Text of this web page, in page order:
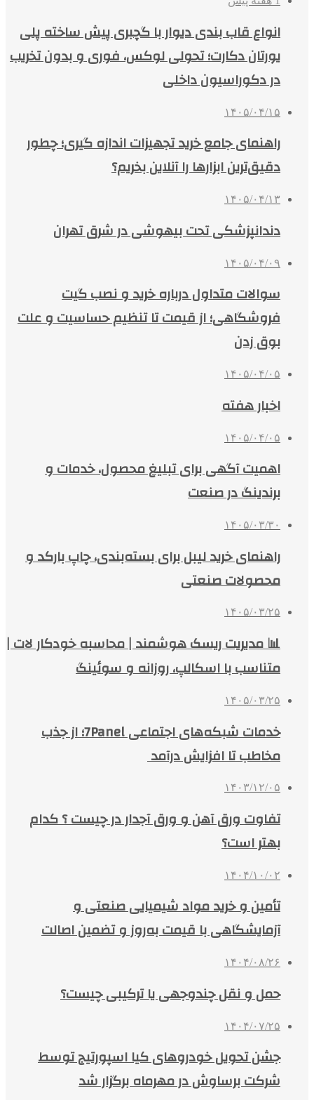
انواع قاب بندی دیوار با گچبری پیش ساخته پلی
یورتان دکارت؛ تحولی لوکس، فوری و بدون تخریب
در دکوراسیون داخلی
۱۴۰۵/۰۴/۱۵
راهنمای جامع خرید تجهیزات اندازه گیری؛ چطور
دقیق‌ترین ابزارها را آنلاین بخریم؟
۱۴۰۵/۰۴/۱۳
دندانپزشکی تحت بیهوشی در شرق تهران
۱۴۰۵/۰۴/۰۹
سوالات متداول درباره خرید و نصب گیت
فروشگاهی؛ از قیمت تا تنظیم حساسیت و علت
بوق زدن
۱۴۰۵/۰۴/۰۵
اخبار هفته
۱۴۰۵/۰۴/۰۵
اهمیت آگهی برای تبلیغ محصول، خدمات و
برندینگ در صنعت
۱۴۰۵/۰۳/۳۰
راهنمای خرید لیبل برای بسته‌بندی، چاپ بارکد و
محصولات صنعتی
۱۴۰۵/۰۳/۲۵
📊 مدیریت ریسک هوشمند | محاسبه خودکار لات |
متناسب با اسکالپ، روزانه و سوئینگ
۱۴۰۵/۰۳/۲۵
خدمات شبکه‌های اجتماعی 7Panel؛ از جذب
مخاطب تا افزایش درآمد
۱۴۰۳/۱۲/۰۵
تفاوت ورق آهن و ورق آجدار در چیست ؟ کدام
بهتر است؟
۱۴۰۴/۱۰/۰۲
تأمین و خرید مواد شیمیایی صنعتی و
آزمایشگاهی با قیمت به‌روز و تضمین اصالت
۱۴۰۴/۰۸/۲۶
حمل و نقل چندوجهی یا ترکیبی چیست؟
۱۴۰۴/۰۷/۲۵
جشن تحویل خودروهای کیا اسپورتیج توسط
شرکت برساوش در مهرماه برگزار شد